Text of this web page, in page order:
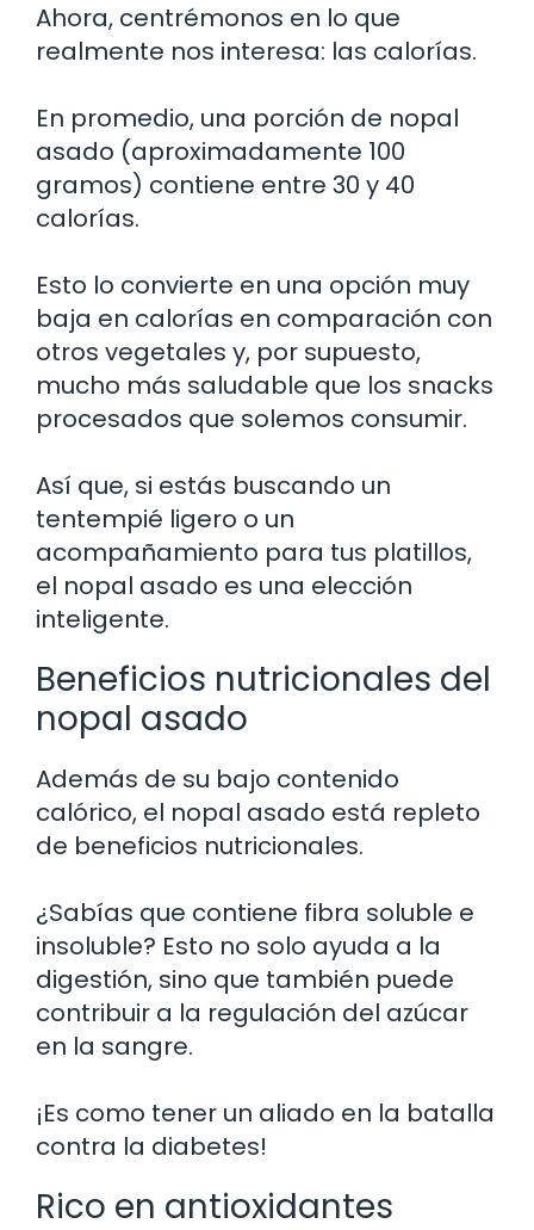
Ahora, centrémonos en lo que
realmente nos interesa: las calorías.
En promedio, una porción de nopal
asado (aproximadamente 100
gramos) contiene entre 30 y 40
calorías.
Esto lo convierte en una opción muy
baja en calorías en comparación con
otros vegetales y, por supuesto,
mucho más saludable que los snacks
procesados que solemos consumir.
Así que, si estás buscando un
tentempié ligero o un
acompañamiento para tus platillos,
el nopal asado es una elección
inteligente.
Beneficios nutricionales del
nopal asado
Además de su bajo contenido
calórico, el nopal asado está repleto
de beneficios nutricionales.
¿Sabías que contiene fibra soluble e
insoluble? Esto no solo ayuda a la
digestión, sino que también puede
contribuir a la regulación del azúcar
en la sangre.
¡Es como tener un aliado en la batalla
contra la diabetes!
Rico en antioxidantes